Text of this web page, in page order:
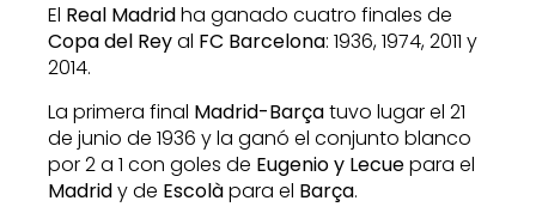
El Real Madridha ganado cuatro finales de
Copa del Reyal FC Barcelona: 1936, 1974, 2011 y
2014.
La primera final Madrid-Barçatuvo lugar el 21
de junio de 1936 y la ganó el conjunto blanco
por 2 a 1 con goles de Eugenio y Lecuepara el
Madridy de Escolàpara el Barça.